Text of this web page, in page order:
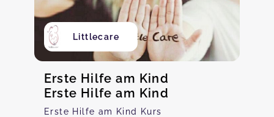
Littlecare
Erste Hilfe am Kind
Erste Hilfe am Kind
Erste Hilfe am Kind Kurs